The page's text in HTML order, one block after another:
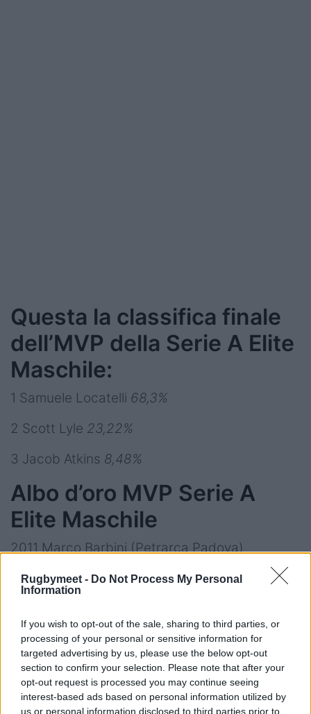
Rugbymeet - Do Not Process My Personal
Information
If you wish to opt-out of the sale, sharing to third parties, or
processing of your personal or sensitive information for
targeted advertising by us, please use the below opt-out
section to confirm your selection. Please note that after your
opt-out request is processed you may continue seeing
interest-based ads based on personal information utilized by
us or personal information disclosed to third parties prior to
Questa la classifica finale
dell’MVP della Serie A Elite
Maschile:
1 Samuele Locatelli 68,3%
2 Scott Lyle 23,22%
3 Jacob Atkins 8,48%
Albo d’oro MVP Serie A
Elite Maschile
2011 Marco Barbini (Petrarca Padova)
2013 Nicola Benetti (Fiamme Oro Roma)
2015 Carlo Canna (Fiamme Oro Roma)
2016 Edward Thrower (Sitav Lyons Piacenza)
2017 Federico Conforti (Petrarca Padova)
2018 Michele Lamaro (Petrarca Padova)
2019 Danilo Fischetti (Kawasaki Robot